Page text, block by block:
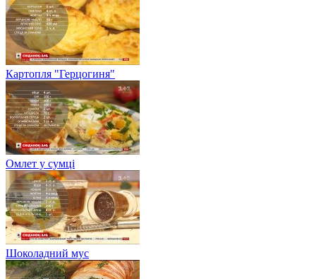
Картопля "Герцогиня"
Омлет у сумці
Шоколадний мус